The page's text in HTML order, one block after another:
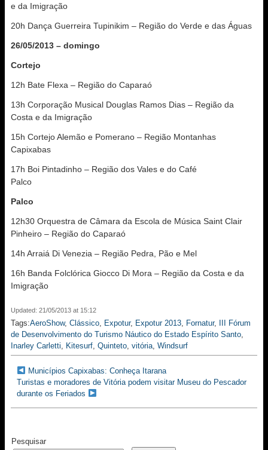
e da Imigração
20h Dança Guerreira Tupinikim – Região do Verde e das Águas
26/05/2013 – domingo
Cortejo
12h Bate Flexa – Região do Caparaó
13h Corporação Musical Douglas Ramos Dias – Região da
Costa e da Imigração
15h Cortejo Alemão e Pomerano – Região Montanhas
Capixabas
17h Boi Pintadinho – Região dos Vales e do Café
Palco
Palco
12h30 Orquestra de Câmara da Escola de Música Saint Clair
Pinheiro – Região do Caparaó
14h Arraiá Di Venezia – Região Pedra, Pão e Mel
16h Banda Folclórica Giocco Di Mora – Região da Costa e da
Imigração
Updated: 21/05/2013 at 15:12
Tags:AeroShow, Clássico, Expotur, Expotur 2013, Fornatur,
III Fórum
de Desenvolvimento do Turismo Náutico do Estado Espírito Santo,
Inarley Carletti, Kitesurf, Quinteto, vitória, Windsurf
Municípios Capixabas: Conheça Itarana
Turistas e moradores de Vitória podem visitar Museu do Pescador
durante os Feriados
Pesquisar